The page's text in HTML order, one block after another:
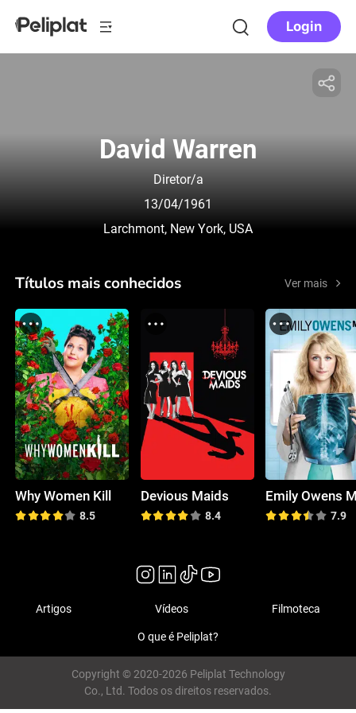
Login
David Warren
Diretor/a
13/04/1961
Larchmont, New York, USA
Títulos mais conhecidos Ver mais
Why Women Kill
8.5
Devious Maids
8.4
Emily Owens
7.9
Artigos Vídeos Filmoteca
O que é Peliplat?
Copyright © 2020-2026 Peliplat Technology
Co., Ltd. Todos os direitos reservados.